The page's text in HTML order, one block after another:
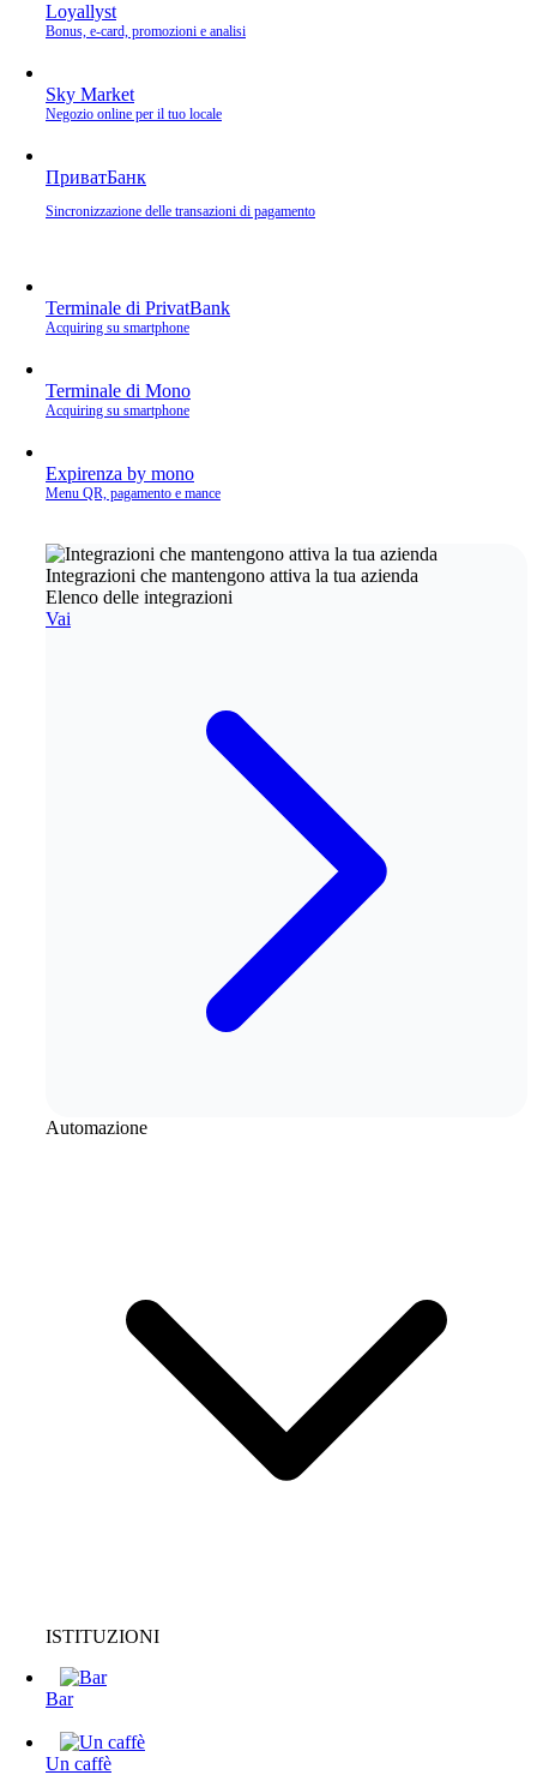
Loyallyst
Bonus, e‑card, promozioni e analisi
Sky Market
Negozio online per il tuo locale
ПриватБанк
Sincronizzazione delle transazioni di pagamento
Terminale di PrivatBank
Acquiring su smartphone
Terminale di Mono
Acquiring su smartphone
Expirenza by mono
Menu QR, pagamento e mance
Integrazioni che mantengono attiva la tua azienda
Elenco delle integrazioni
Vai
Automazione
ISTITUZIONI
Bar
Un caffè